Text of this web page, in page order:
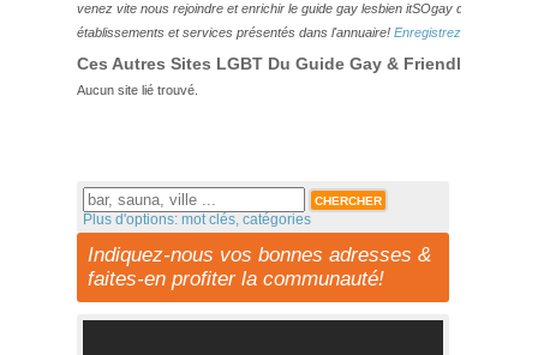
venez vite nous rejoindre et enrichir le guide gay lesbien itSOgay de vos
établissements et services présentés dans l'annuaire! Enregistrez-vous ici!
Ces Autres Sites LGBT Du Guide Gay & Friendly
Aucun site lié trouvé.
Plus d'options: mot clés, catégories
Indiquez-nous vos bonnes adresses &
faites-en profiter la communauté!